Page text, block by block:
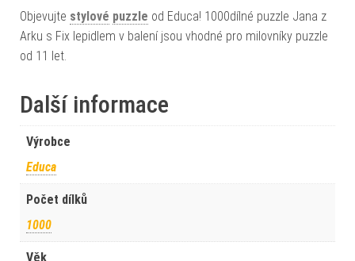
Objevujte stylové puzzle od Educa! 1000dílné puzzle Jana z
Arku s Fix lepidlem v balení jsou vhodné pro milovníky puzzle
od 11 let.
Další informace
Výrobce
Educa
Počet dílků
1000
Věk